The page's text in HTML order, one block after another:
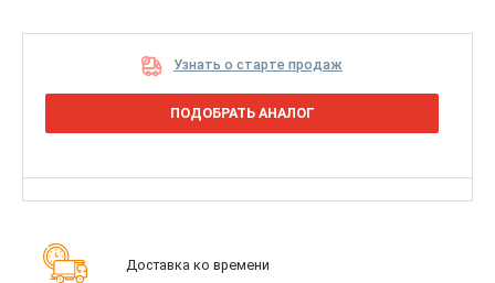
Узнать о старте продаж
ПОДОБРАТЬ АНАЛОГ
Доставка ко времени